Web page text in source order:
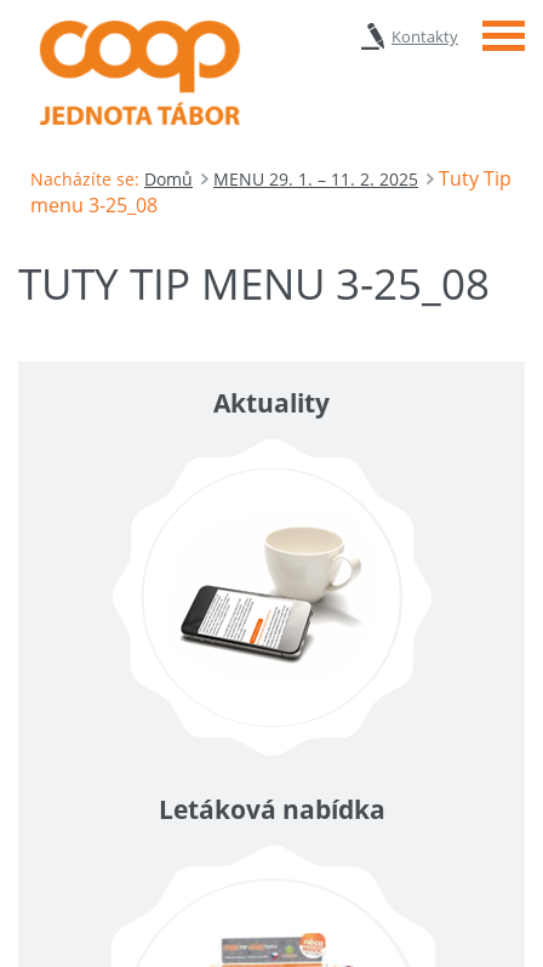
Kontakty Menu
Nacházíte se: Domů MENU 29. 1. – 11. 2. 2025
Tuty Tip
menu 3-25_08
TUTY TIP MENU 3-25_08
Aktuality
Letáková nabídka